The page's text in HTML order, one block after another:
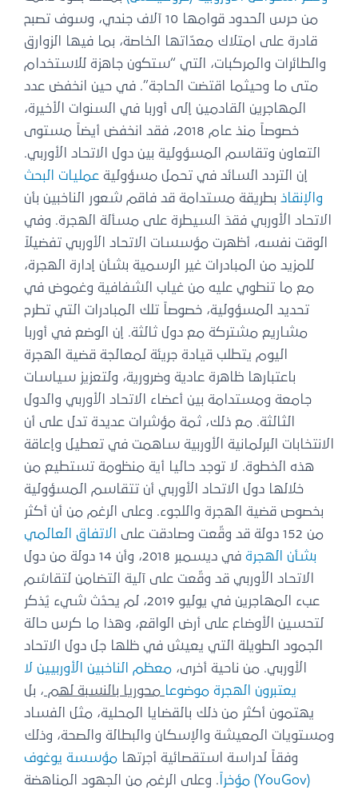
من حرس الحدود قوامها 10 آلاف جندي، وسوف تصبح
قادرة على امتلاك معدّاتها الخاصة، بما فيها الزوارق
والطائرات والمركبات، التي “ستكون جاهزة للاستخدام
متى ما وحيثما اقتضت الحاجة”. في حين انخفض عدد
المهاجرين القادمين إلى أوربا في السنوات الأخيرة،
خصوصاً منذ عام 2018، فقد انخفض أيضاً مستوى
التعاون وتقاسم المسؤولية بين دول الاتحاد الأوربي.
إن التردد السائد في تحمل مسؤولية عمليات البحث
والإنقاذ بطريقة مستدامة قد فاقم شعور الناخبين بأن
الاتحاد الأوربي فقدَ السيطرة على مسألة الهجرة. وفي
الوقت نفسه، أظهرت مؤسسات الاتحاد الأوربي تفضيلاً
للمزيد من المبادرات غير الرسمية بشأن إدارة الهجرة،
مع ما تنطوي عليه من غياب الشفافية وغموض في
تحديد المسؤولية، خصوصاً تلك المبادرات التي تطرح
مشاريع مشتركة مع دول ثالثة. إن الوضع في أوربا
اليوم يتطلب قيادة جريئة لمعالجة قضية الهجرة
باعتبارها ظاهرة عادية وضرورية، ولتعزيز سياسات
جامعة ومستدامة بين أعضاء الاتحاد الأوربي والدول
الثالثة. مع ذلك، ثمة مؤشرات عديدة تدل على أن
الانتخابات البرلمانية الأوربية ساهمت في تعطيل وإعاقة
هذه الخطوة. لا توجد حاليا أية منظومة تستطيع من
خلالها دول الاتحاد الأوربي أن تتقاسم المسؤولية
بخصوص قضية الهجرة واللجوء. وعلى الرغم من أن أكثر
من 152 دولة قد وقّعت وصادقت على
الاتفاق العالمي
بشأن الهجرة
في ديسمبر 2018، وأن 14 دولة من دول
الاتحاد الأوربي قد وقّعت على آلية التضامن لتقاسُم
عبء المهاجرين في يوليو 2019، لم يحدُث شيء يُذكر
لتحسين الأوضاع على أرض الواقع، وهذا ما كرس حالة
الجمود الطويلة التي يعيش في ظلها جل دول الاتحاد
الأوربي. من ناحية أخرى، معظم الناخبين الأوربيين لا
يعتبرون الهجرة موضوعا محوريا بالنسبة لهم ، بل
يهتمون أكثر من ذلك بالقضايا المحلية، مثل الفساد
ومستويات المعيشة والإسكان والبطالة والصحة، وذلك
وفقاً لدراسة استقصائية أجرتها مؤسسة يوغوف
(YouGov) مؤخراً
. وعلى الرغم من الجهود المناهضة